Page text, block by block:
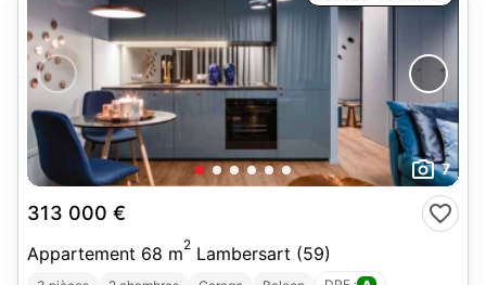
7
313 000 €
Appartement 68 m2 Lambersart (59)